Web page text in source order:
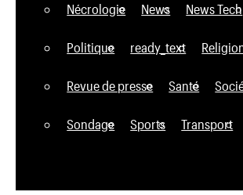
Nécrologie News News Tech
Politique ready_text
Revue de presse Santé
Sondage Sports Transport